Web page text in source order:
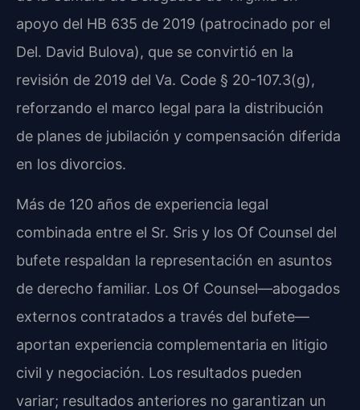
apoyo del HB 635 de 2019 (patrocinado por el
Del. David Bulova), que se convirtió en la
revisión de 2019 del Va. Code § 20-107.3(g),
reforzando el marco legal para la distribución
de planes de jubilación y compensación diferida
en los divorcios.
Más de 120 años de experiencia legal
combinada entre el Sr. Sris y los Of Counsel del
bufete respaldan la representación en asuntos
de derecho familiar. Los Of Counsel—abogados
externos contratados a través del bufete—
aportan experiencia complementaria en litigio
civil y negociación. Los resultados pueden
variar; resultados anteriores no garantizan un